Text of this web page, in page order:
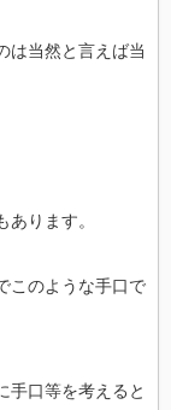
は当然と言えば当
ります。
このような手口で
手口等を考えると